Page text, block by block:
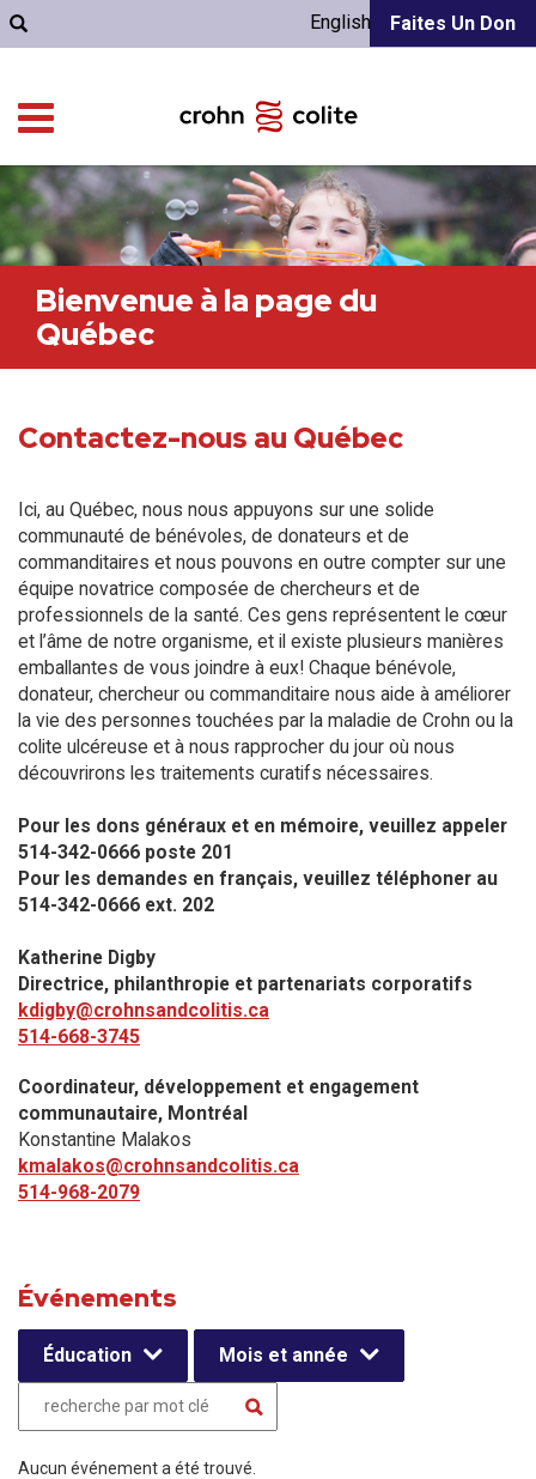
Faites Un Don
English
Bienvenue à la page du
Québec
Contactez-nous au Québec
Ici, au Québec, nous nous appuyons sur une solide
communauté de bénévoles, de donateurs et de
commanditaires et nous pouvons en outre compter sur une
équipe novatrice composée de chercheurs et de
professionnels de la santé. Ces gens représentent le cœur
et l’âme de notre organisme, et il existe plusieurs manières
emballantes de vous joindre à eux! Chaque bénévole,
donateur, chercheur ou commanditaire nous aide à améliorer
la vie des personnes touchées par la maladie de Crohn ou la
colite ulcéreuse et à nous rapprocher du jour où nous
découvrirons les traitements curatifs nécessaires.
Pour les dons généraux et en mémoire, veuillez appeler
514-342-0666 poste 201​
Pour les demandes en français, veuillez téléphoner au
514-342-0666 ext. 202
Katherine Digby
Directrice, philanthropie et partenariats corporatifs
kdigby@crohnsandcolitis.ca
514-668-3745
Coordinateur, développement et engagement
communautaire​, Montréal
Konstantine Malakos
kmalakos@crohnsandcolitis.ca
514-968-2079
Événements
Éducation Mois et année
Aucun événement a été trouvé.